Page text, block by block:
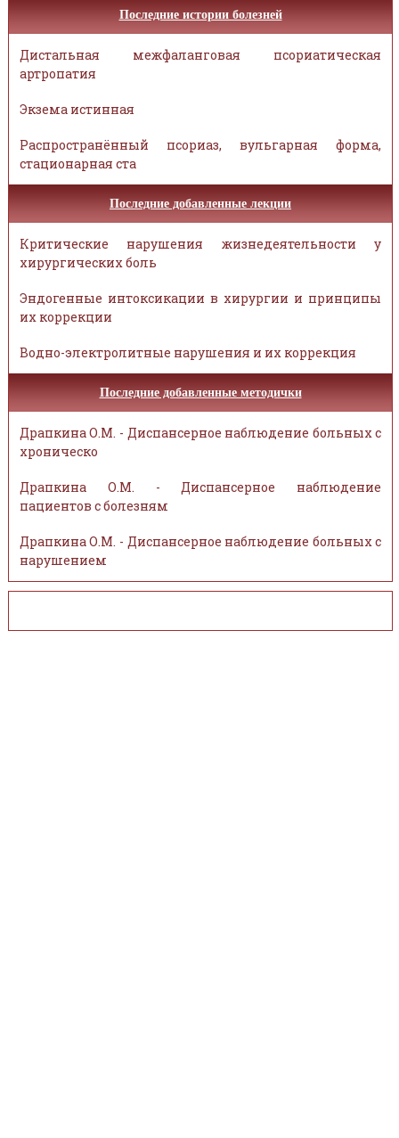
Последние истории болезней
Дистальная межфаланговая псориатическая
артропатия
Экзема истинная
Распространённый псориаз, вульгарная форма,
стационарная ста
Последние добавленные лекции
Критические нарушения жизнедеятельности у
хирургических боль
Эндогенные интоксикации в хирургии и принципы
их коррекции
Водно-электролитные нарушения и их коррекция
Последние добавленные методички
Драпкина О.М. - Диспансерное наблюдение больных с
хроническо
Драпкина О.М. - Диспансерное наблюдение
пациентов с болезням
Драпкина О.М. - Диспансерное наблюдение больных с
нарушением